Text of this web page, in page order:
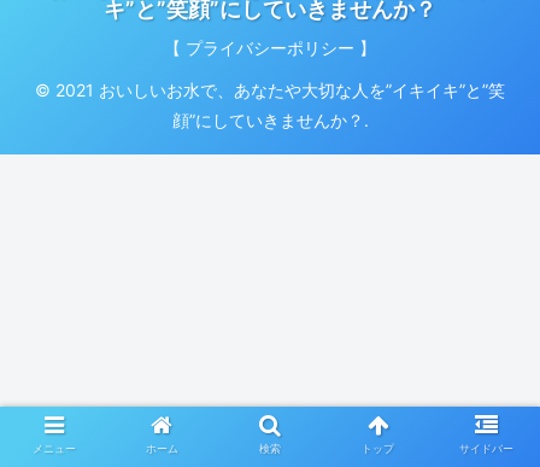
キ”と”笑顔”にしていきませんか？
【 プライバシーポリシー 】
© 2021 おいしいお水で、あなたや大切な人を”イキイキ”と”笑
顔”にしていきませんか？.
メニュー ホーム 検索 トップ サイドバー